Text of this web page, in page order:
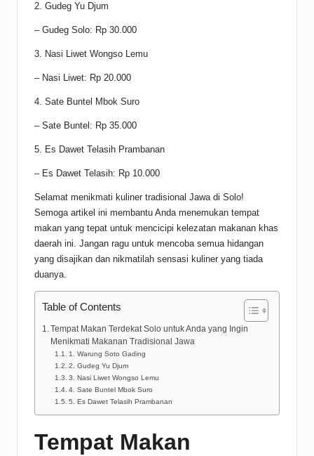
2. Gudeg Yu Djum
– Gudeg Solo: Rp 30.000
3. Nasi Liwet Wongso Lemu
– Nasi Liwet: Rp 20.000
4. Sate Buntel Mbok Suro
– Sate Buntel: Rp 35.000
5. Es Dawet Telasih Prambanan
– Es Dawet Telasih: Rp 10.000
Selamat menikmati kuliner tradisional Jawa di Solo!
Semoga artikel ini membantu Anda menemukan tempat
makan yang tepat untuk mencicipi kelezatan makanan khas
daerah ini. Jangan ragu untuk mencoba semua hidangan
yang disajikan dan nikmatilah sensasi kuliner yang tiada
duanya.
Table of Contents
Tempat Makan Terdekat Solo untuk Anda yang Ingin
Menikmati Makanan Tradisional Jawa
1. Warung Soto Gading
2. Gudeg Yu Djum
3. Nasi Liwet Wongso Lemu
4. Sate Buntel Mbok Suro
5. Es Dawet Telasih Prambanan
Tempat Makan